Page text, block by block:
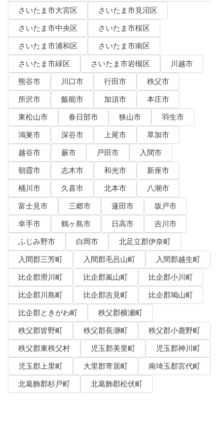
さいたま市大宮区
さいたま市見沼区
さいたま市中央区
さいたま市桜区
さいたま市浦和区
さいたま市南区
さいたま市緑区
さいたま市岩槻区
川越市
熊谷市
川口市 行田市
秩父市
所沢市
飯能市 加須市
本庄市
東松山市
春日部市 狭山市
羽生市
鴻巣市
深谷市 上尾市
草加市
越谷市
蕨市 戸田市
入間市
朝霞市
志木市 和光市
新座市
桶川市
久喜市 北本市
八潮市
富士見市
三郷市 蓮田市
坂戸市
幸手市
鶴ヶ島市 日高市
吉川市
ふじみ野市
白岡市
北足立郡伊奈町
入間郡三芳町
入間郡毛呂山町
入間郡越生町
比企郡滑川町
比企郡嵐山町
比企郡小川町
比企郡川島町
比企郡吉見町
比企郡鳩山町
比企郡ときがわ町
秩父郡横瀬町
秩父郡皆野町
秩父郡長瀞町
秩父郡小鹿野町
秩父郡東秩父村
児玉郡美里町
児玉郡神川町
児玉郡上里町
大里郡寄居町
南埼玉郡宮代町
北葛飾郡杉戸町
北葛飾郡松伏町